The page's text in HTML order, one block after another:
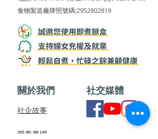
​食物製造廠牌照號碼:2952802819
關於我們 社交媒體
社企故事
營養專欄